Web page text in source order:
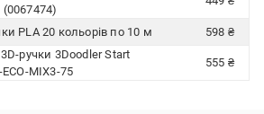
PLA 20 кольорів по 10 м
598 ₴
ручки 3Doodler Start
MIX3-75
555 ₴